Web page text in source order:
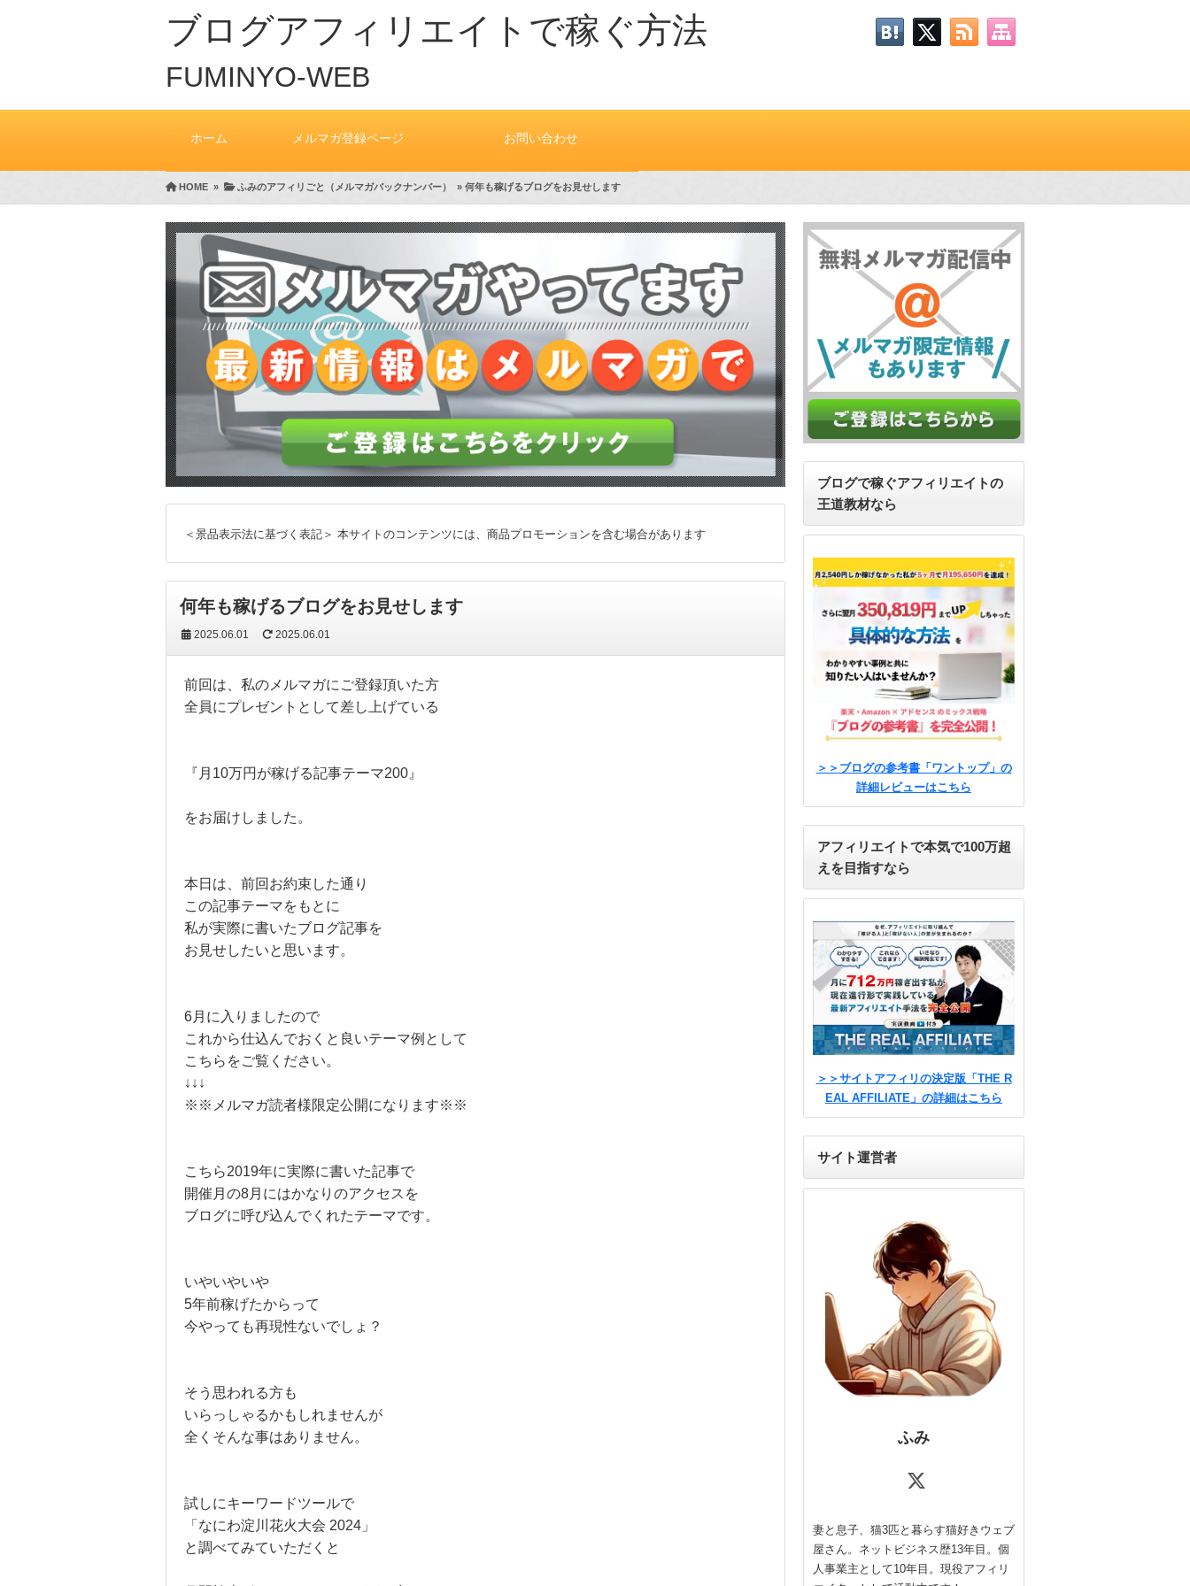
ブログアフィリエイトで稼ぐ方法
FUMINYO-WEB
ホーム メルマガ登録ページ お問い合わせ
HOME » ふみのアフィリごと（メルマガバックナンバー） » 何年も稼げるブログをお見せします
＜景品表示法に基づく表記＞ 本サイトのコンテンツには、商品プロモーションを含む場合があります
何年も稼げるブログをお見せします
2025.06.01 2025.06.01
前回は、私のメルマガにご登録頂いた方
全員にプレゼントとして差し上げている
『月10万円が稼げる記事テーマ200』
をお届けしました。
本日は、前回お約束した通り
この記事テーマをもとに
私が実際に書いたブログ記事を
お見せしたいと思います。
6月に入りましたので
これから仕込んでおくと良いテーマ例として
こちらをご覧ください。
↓↓↓
※※メルマガ読者様限定公開になります※※
こちら2019年に実際に書いた記事で
開催月の8月にはかなりのアクセスを
ブログに呼び込んでくれたテーマです。
いやいやいや
5年前稼げたからって
今やっても再現性ないでしょ？
そう思われる方も
いらっしゃるかもしれませんが
全くそんな事はありません。
試しにキーワードツールで
「なにわ淀川花火大会 2024」
と調べてみていただくと
ブログで稼ぐアフィリエイトの
王道教材なら
＞＞ブログの参考書「ワントップ」の
詳細レビューはこちら
アフィリエイトで本気で100万超
えを目指すなら
＞＞サイトアフィリの決定版「THE R
EAL AFFILIATE」の詳細はこちら
サイト運営者
ふみ
妻と息子、猫3匹と暮らす猫好きウェブ
屋さん。ネットビジネス歴13年目。個
人事業主として10年目。現役アフィリ